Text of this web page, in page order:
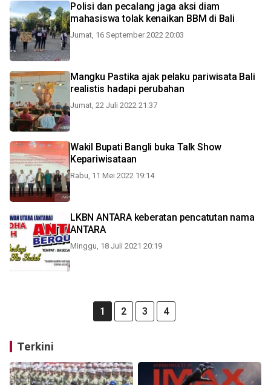
Polisi dan pecalang jaga aksi diam
mahasiswa tolak kenaikan BBM di Bali
Jumat, 16 September 2022 20:03
Mangku Pastika ajak pelaku pariwisata Bali
realistis hadapi perubahan
Jumat, 22 Juli 2022 21:37
Wakil Bupati Bangli buka Talk Show
Kepariwisataan
Rabu, 11 Mei 2022 19:14
LKBN ANTARA keberatan pencatutan nama
ANTARA
Minggu, 18 Juli 2021 20:19
1 2 3 4
Terkini